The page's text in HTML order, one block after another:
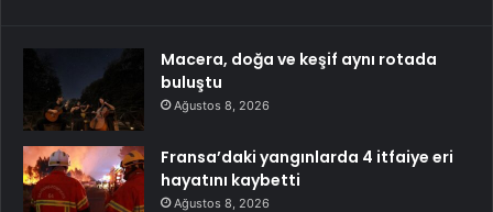
Macera, doğa ve keşif aynı rotada
buluştu
Ağustos 8, 2026
Fransa’daki yangınlarda 4 itfaiye eri
hayatını kaybetti
Ağustos 8, 2026